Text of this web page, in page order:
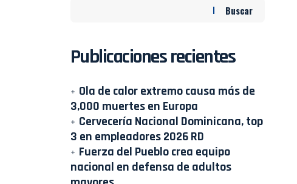
Buscar
Publicaciones recientes
Ola de calor extremo causa más de
3,000 muertes en Europa
Cervecería Nacional Dominicana, top
3 en empleadores 2026 RD
Fuerza del Pueblo crea equipo
nacional en defensa de adultos